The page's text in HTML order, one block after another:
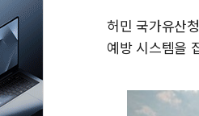
허민 국가유산
예방 시스템을